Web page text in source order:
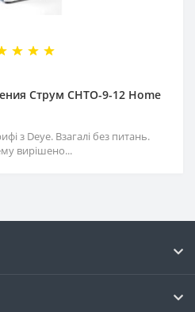
Струм СНТО-9-12 Home
з Deye. Взагалі без питань.
вирішено...